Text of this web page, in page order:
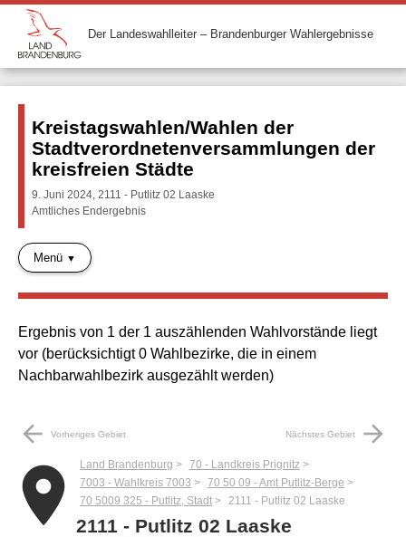
Der Landeswahlleiter – Brandenburger Wahlergebnisse
Kreistagswahlen/Wahlen der
Stadtverordnetenversammlungen der
kreisfreien Städte
9. Juni 2024, 2111 - Putlitz 02 Laaske
Amtliches Endergebnis
Menü
Ergebnis von 1 der 1 auszählenden Wahlvorstände liegt
vor (berücksichtigt 0 Wahlbezirke, die in einem
Nachbarwahlbezirk ausgezählt werden)
arrow_back Vorheriges Gebiet Nächstes Gebiet arrow_forward
place Land Brandenburg
70 - Landkreis Prignitz
7003 - Wahlkreis 7003
70 50 09 - Amt Putlitz-Berge
70 5009 325 - Putlitz, Stadt
2111 - Putlitz 02 Laaske
2111 - Putlitz 02 Laaske